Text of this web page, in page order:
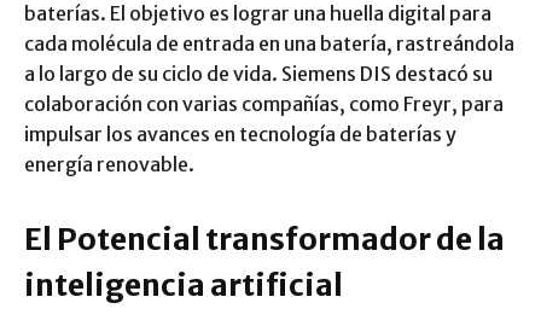
baterías. El objetivo es lograr una huella digital para
cada molécula de entrada en una batería, rastreándola
a lo largo de su ciclo de vida. Siemens DIS destacó su
colaboración con varias compañías, como Freyr, para
impulsar los avances en tecnología de baterías y
energía renovable.
El Potencial transformador de la
inteligencia artificial